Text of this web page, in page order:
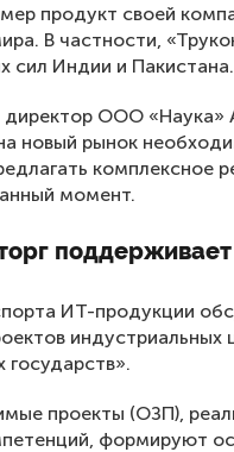
продукт своей
В частности,
сил Индии и Пакистана.
директор ООО «Наука»
новый рынок
комплексное
момент.
поддерживает
ИТ-продукции
индустриальных
государств».
проекты (ОЗП),
формируют